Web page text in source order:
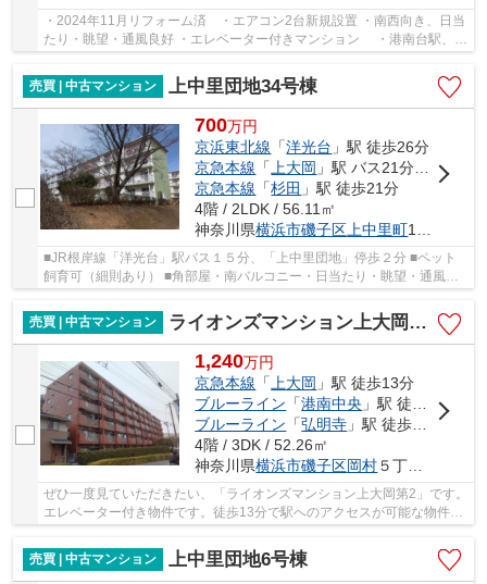
・2024年11月リフォーム済 ・エアコン2台新規設置 ・南西向き、日当
たり・眺望・通風良好 ・エレベーター付きマンション ・港南台駅、洋
光台駅、上大岡駅方面のバス便あります。
売買 | 中古マンション
上中里団地34号棟
700万円
京浜東北線 「洋光台 」駅 徒歩26分
京急本線 「 上大岡 」駅 バス21分 「上中里団地」 停歩2分
京急本線 「杉田 」駅 徒歩21分
4階 / 2LDK / 56.11㎡
神奈川県横浜市磯子区 上中里町1038
■JR根岸線「洋光台」駅バス１５分、「上中里団地」停歩２分 ■ペット
飼育可（細則あり） ■角部屋・南バルコニー・日当たり・眺望・通風良
好 ■耐震基準適合証明書発行可能！（住宅ローン...
売買 | 中古マンション
ライオンズマンション上大岡第2
1,240万円
京急本線 「上大岡 」駅 徒歩13分
ブルーライン 「港南中央 」駅 徒歩31分
ブルーライン 「弘明寺 」駅 徒歩22分
4階 / 3DK / 52.26㎡
神奈川県横浜市磯子区岡村５丁目21-21
ぜひ一度見ていただきたい、「ライオンズマンション上大岡第2」です。
エレベーター付き物件です。徒歩13分で駅へのアクセスが可能な物件で
売買 | 中古マンション
上中里団地6号棟